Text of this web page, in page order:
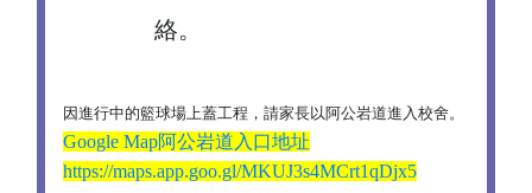
絡。
因進行中的籃球場上蓋工程，請家長以阿公岩道進入校舍。
Google Map阿公岩道入口地址
https://maps.app.goo.gl/MKUJ3s4MCrt1qDjx5